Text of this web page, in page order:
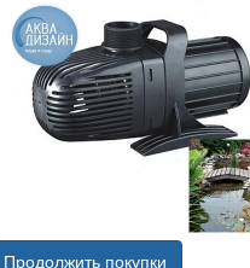
Продолжить покупки